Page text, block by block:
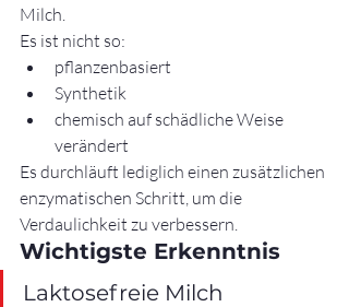
Milch.
Es ist nicht so:
pflanzenbasiert
Synthetik
chemisch auf schädliche Weise
verändert
Es durchläuft lediglich einen zusätzlichen
enzymatischen Schritt, um die
Verdaulichkeit zu verbessern.
Wichtigste Erkenntnis
Laktosefreie Milch